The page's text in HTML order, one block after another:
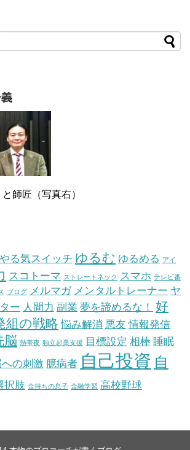
師匠（写真右）
やる気スイッチ ゆるむ ゆるめる アイ
スコトーマ ストレートネック スマホ テレビ番
ブログ メルマガ メンタルトレーナー ヤ
ー 人間力 副業 夢を諦めるな！ 好
組の戦略 悩み解消 悪友 情報発信
脳 熱帯夜 独立起業支援 目標設定 相棒 睡眠
への刺激 臆病者 自己投資 自
択肢 金持ちの息子 金融学習 高校野球